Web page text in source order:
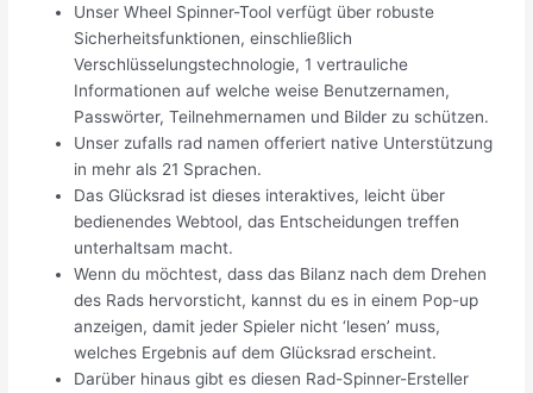
Unser Wheel Spinner-Tool verfügt über robuste
Sicherheitsfunktionen, einschließlich
Verschlüsselungstechnologie, 1 vertrauliche
Informationen auf welche weise Benutzernamen,
Passwörter, Teilnehmernamen und Bilder zu schützen.
Unser zufalls rad namen offeriert native Unterstützung
in mehr als 21 Sprachen.
Das Glücksrad ist dieses interaktives, leicht über
bedienendes Webtool, das Entscheidungen treffen
unterhaltsam macht.
Wenn du möchtest, dass das Bilanz nach dem Drehen
des Rads hervorsticht, kannst du es in einem Pop-up
anzeigen, damit jeder Spieler nicht ‘lesen’ muss,
welches Ergebnis auf dem Glücksrad erscheint.
Darüber hinaus gibt es diesen Rad-Spinner-Ersteller